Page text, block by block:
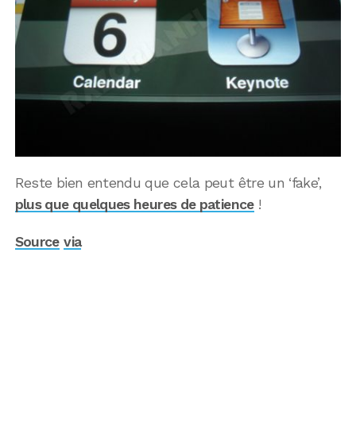
Reste bien entendu que cela peut être un ‘fake’,
plus que quelques heures de patience!
Source via